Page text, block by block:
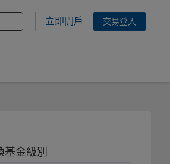
立即開戶 交易登入
基金級別